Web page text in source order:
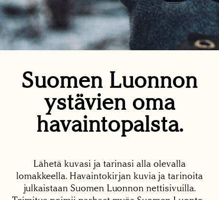
Suomen Luonnon
ystävien oma
havaintopalsta.
Lähetä kuvasi ja tarinasi alla olevalla
lomakkeella. Havaintokirjan kuvia ja tarinoita
julkaistaan Suomen Luonnon nettisivuilla.